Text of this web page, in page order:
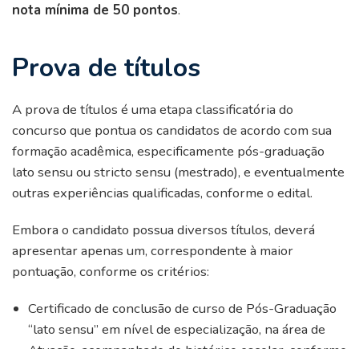
nota mínima de 50 pontos.
Prova de títulos
A prova de títulos é uma etapa classificatória do
concurso que pontua os candidatos de acordo com sua
formação acadêmica, especificamente pós-graduação
lato sensu ou stricto sensu (mestrado), e eventualmente
outras experiências qualificadas, conforme o edital.
Embora o candidato possua diversos títulos, deverá
apresentar apenas um, correspondente à maior
pontuação, conforme os critérios:
Certificado de conclusão de curso de Pós-Graduação
“lato sensu” em nível de especialização, na área de